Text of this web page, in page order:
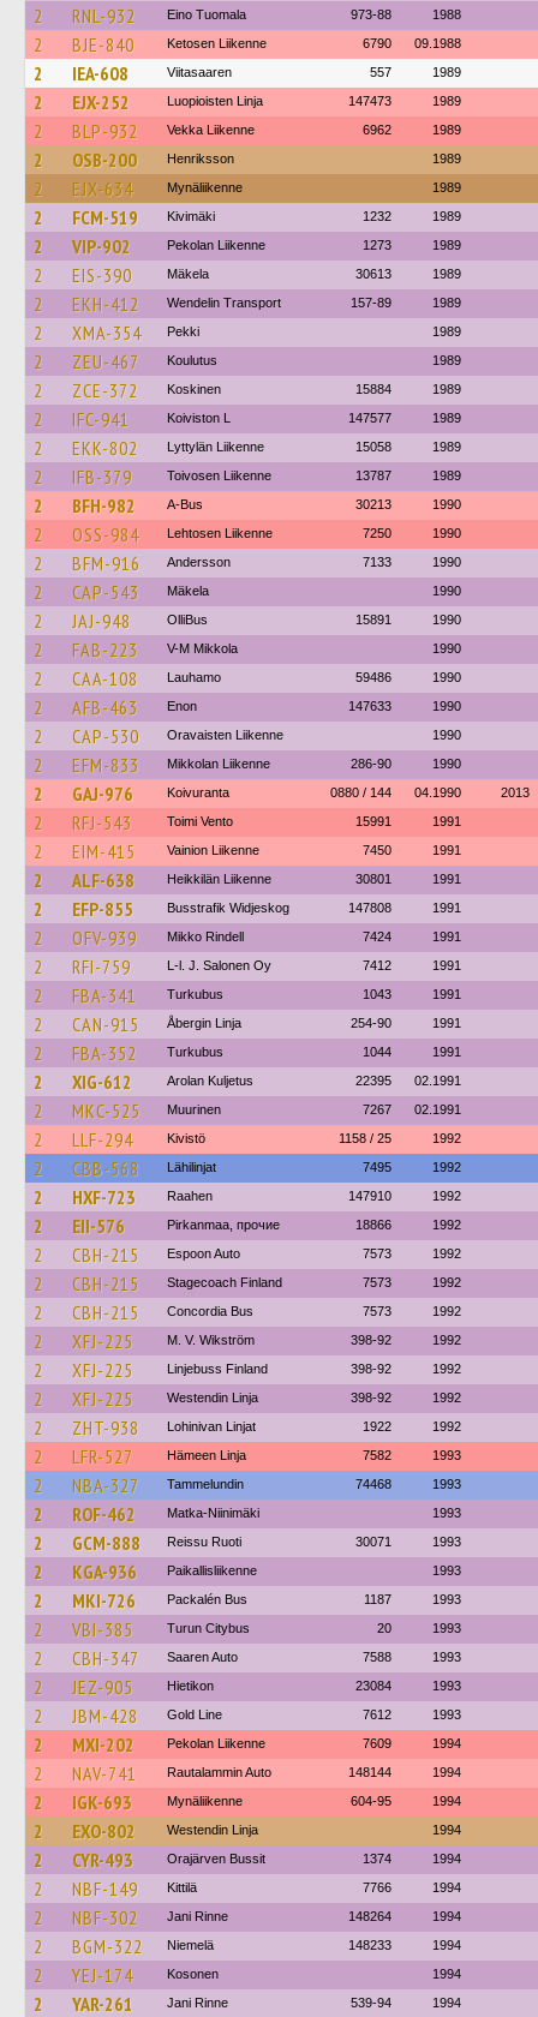
2 RNL-932 Eino Tuomala 973-88 1988
2 BJE-840 Ketosen Liikenne 6790 09.1988
2 IEA-608 Viitasaaren 557 1989
2 EJX-252 Luopioisten Linja 147473 1989
2 BLP-932 Vekka Liikenne 6962 1989
2 OSB-200 Henriksson 1989
2 EJX-634 Mynäliikenne 1989
2 FCM-519 Kivimäki 1232 1989
2 VIP-902 Pekolan Liikenne 1273 1989
2 EIS-390 Mäkela 30613 1989
2 EKH-412 Wendelin Transport 157-89 1989
2 XMA-354 Pekki 1989
2 ZEU-467 Koulutus 1989
2 ZCE-372 Koskinen 15884 1989
2 IFC-941 Koiviston L 147577 1989
2 EKK-802 Lyttylän Liikenne 15058 1989
2 IFB-379 Toivosen Liikenne 13787 1989
2 BFH-982 A-Bus 30213 1990
2 OSS-984 Lehtosen Liikenne 7250 1990
2 BFM-916 Andersson 7133 1990
2 CAP-543 Mäkela 1990
2 JAJ-948 OlliBus 15891 1990
2 FAB-223 V-M Mikkola 1990
2 CAA-108 Lauhamo 59486 1990
2 AFB-463 Enon 147633 1990
2 CAP-530 Oravaisten Liikenne 1990
2 EFM-833 Mikkolan Liikenne 286-90 1990
2 GAJ-976 Koivuranta 0880 / 144 04.1990 2013
2 RFJ-543 Toimi Vento 15991 1991
2 EIM-415 Vainion Liikenne 7450 1991
2 ALF-638 Heikkilän Liikenne 30801 1991
2 EFP-855 Busstrafik Widjeskog 147808 1991
2 OFV-939 Mikko Rindell 7424 1991
2 RFI-759 L-l. J. Salonen Oy 7412 1991
2 FBA-341 Turkubus 1043 1991
2 CAN-915 Åbergin Linja 254-90 1991
2 FBA-352 Turkubus 1044 1991
2 XIG-612 Arolan Kuljetus 22395 02.1991
2 MKC-525 Muurinen 7267 02.1991
2 LLF-294 Kivistö 1158 / 25 1992
2 CBB-568 Lähilinjat 7495 1992
2 HXF-723 Raahen 147910 1992
2 EII-576 Pirkanmaa, прочие 18866 1992
2 CBH-215 Espoon Auto 7573 1992
2 CBH-215 Stagecoach Finland 7573 1992
2 CBH-215 Concordia Bus 7573 1992
2 XFJ-225 M. V. Wikström 398-92 1992
2 XFJ-225 Linjebuss Finland 398-92 1992
2 XFJ-225 Westendin Linja 398-92 1992
2 ZHT-938 Lohinivan Linjat 1922 1992
2 LFR-527 Hämeen Linja 7582 1993
2 NBA-327 Tammelundin 74468 1993
2 ROF-462 Matka-Niinimäki 1993
2 GCM-888 Reissu Ruoti 30071 1993
2 KGA-936 Paikallisliikenne 1993
2 MKI-726 Packalén Bus 1187 1993
2 VBI-385 Turun Citybus 20 1993
2 CBH-347 Saaren Auto 7588 1993
2 JEZ-905 Hietikon 23084 1993
2 JBM-428 Gold Line 7612 1993
2 MXI-202 Pekolan Liikenne 7609 1994
2 NAV-741 Rautalammin Auto 148144 1994
2 IGK-693 Mynäliikenne 604-95 1994
2 EXO-802 Westendin Linja 1994
2 CYR-493 Orajärven Bussit 1374 1994
2 NBF-149 Kittilä 7766 1994
2 NBF-302 Jani Rinne 148264 1994
2 BGM-322 Niemelä 148233 1994
2 YEJ-174 Kosonen 1994
2 YAR-261 Jani Rinne 539-94 1994